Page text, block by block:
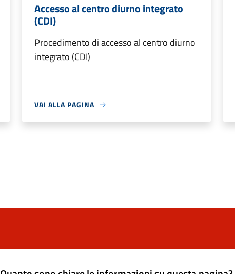
Accesso al centro diurno integrato
(CDI)
Procedimento di accesso al centro diurno
integrato (CDI)
VAI ALLA PAGINA